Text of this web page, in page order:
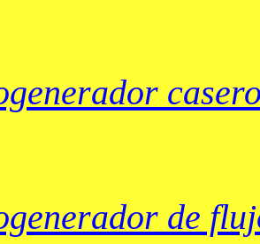
de